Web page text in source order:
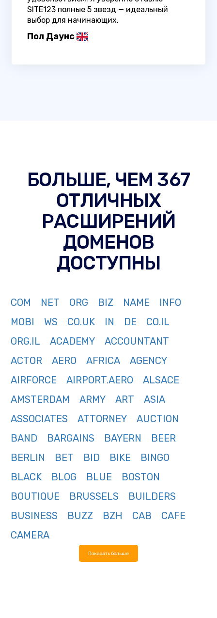
SITE123 полные 5 звезд — идеальный
выбор для начинающих.
Пол Даунс
БОЛЬШЕ, ЧЕМ 367
ОТЛИЧНЫХ
РАСШИРЕНИЙ
ДОМЕНОВ
ДОСТУПНЫ
COM NET ORG BIZ NAME
INFO
MOBI
WS CO.UK IN DE
CO.IL
ORG.IL
ACADEMY
ACCOUNTANT
ACTOR
AERO AFRICA
AGENCY
AIRFORCE
AIRPORT.AERO
ALSACE
AMSTERDAM
ARMY ART
ASIA
ASSOCIATES
ATTORNEY
AUCTION
BAND
BARGAINS BAYERN
BEER
BERLIN
BET BID BIKE
BINGO
BLACK
BLOG BLUE
BOSTON
BOUTIQUE
BRUSSELS
BUILDERS
BUSINESS
BUZZ BZH CAB
CAFE
CAMERA
Показать больше